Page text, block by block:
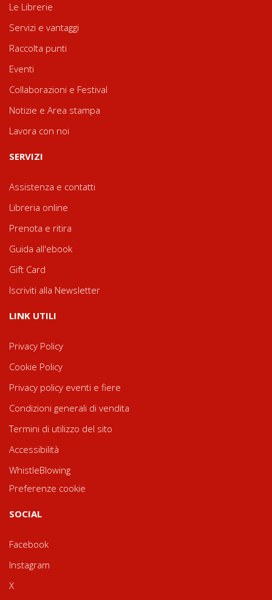
Le Librerie
Servizi e vantaggi
Raccolta punti
Eventi
Collaborazioni e Festival
Notizie e Area stampa
Lavora con noi
SERVIZI
Assistenza e contatti
Libreria online
Prenota e ritira
Guida all'ebook
Gift Card
Iscriviti alla Newsletter
LINK UTILI
Privacy Policy
Cookie Policy
Privacy policy eventi e fiere
Condizioni generali di vendita
Termini di utilizzo del sito
Accessibilità
WhistleBlowing
Preferenze cookie
SOCIAL
Facebook
Instagram
X